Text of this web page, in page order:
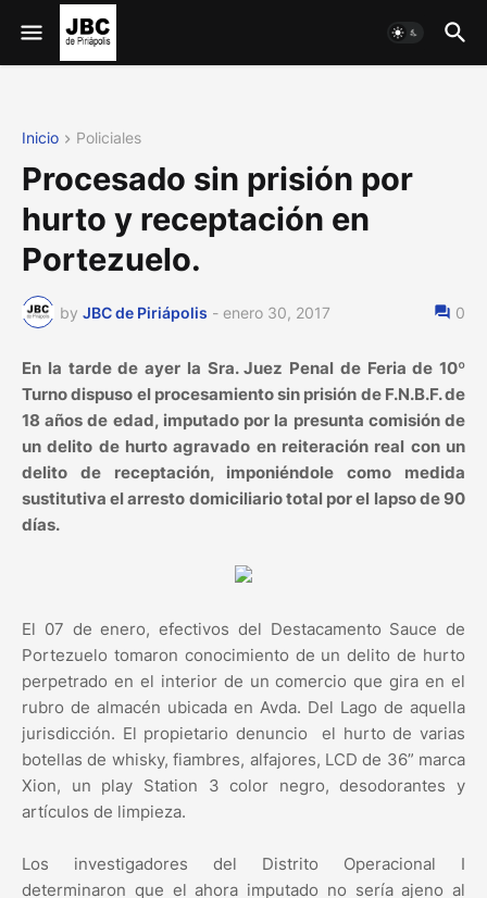
Inicio Policiales
Procesado sin prisión por
hurto y receptación en
Portezuelo.
by JBC de Piriápolis - enero 30, 2017 0
En la tarde de ayer la Sra. Juez Penal de Feria de 10º
Turno dispuso el procesamiento sin prisión de F.N.B.F. de
18 años de edad, imputado por la presunta comisión de
un delito de hurto agravado en reiteración real con un
delito de receptación, imponiéndole como medida
sustitutiva el arresto domiciliario total por el lapso de 90
días.
El 07 de enero, efectivos del Destacamento Sauce de
Portezuelo tomaron conocimiento de un delito de hurto
perpetrado en el interior de un comercio que gira en el
rubro de almacén ubicada en Avda. Del Lago de aquella
jurisdicción. El propietario denuncio el hurto de varias
botellas de whisky, fiambres, alfajores, LCD de 36” marca
Xion, un play Station 3 color negro, desodorantes y
artículos de limpieza.
Los investigadores del Distrito Operacional I
determinaron que el ahora imputado no sería ajeno al